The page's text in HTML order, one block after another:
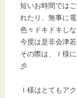
短いお時間では
れたり、無事に
色々ドキドキし
今度は是非会津
その際は、Ｉ様
彡
Ｉ様はとてもア